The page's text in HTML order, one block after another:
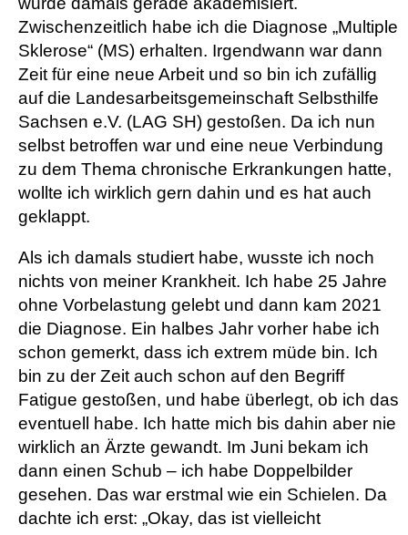
Zwischenzeitlich habe ich die Diagnose „Multiple
Sklerose“ (MS) erhalten. Irgendwann war dann
Zeit für eine neue Arbeit und so bin ich zufällig
auf die Landesarbeitsgemeinschaft Selbsthilfe
Sachsen e.V. (LAG SH) gestoßen. Da ich nun
selbst betroffen war und eine neue Verbindung
zu dem Thema chronische Erkrankungen hatte,
wollte ich wirklich gern dahin und es hat auch
geklappt.
Als ich damals studiert habe, wusste ich noch
nichts von meiner Krankheit. Ich habe 25 Jahre
ohne Vorbelastung gelebt und dann kam 2021
die Diagnose. Ein halbes Jahr vorher habe ich
schon gemerkt, dass ich extrem müde bin. Ich
bin zu der Zeit auch schon auf den Begriff
Fatigue gestoßen, und habe überlegt, ob ich das
eventuell habe. Ich hatte mich bis dahin aber nie
wirklich an Ärzte gewandt. Im Juni bekam ich
dann einen Schub – ich habe Doppelbilder
gesehen. Das war erstmal wie ein Schielen. Da
dachte ich erst: „Okay, das ist vielleicht